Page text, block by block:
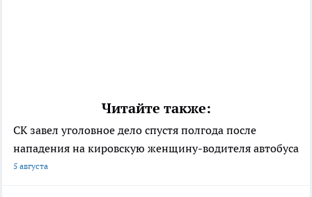
Читайте также:
СК завел уголовное дело спустя полгода после
нападения на кировскую женщину-водителя автобуса
5 августа